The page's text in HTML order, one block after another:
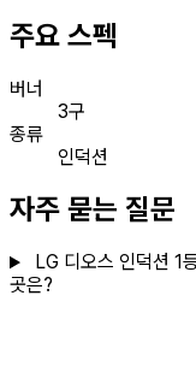
주요 스펙
버너
3구
종류
인덕션
자주 묻는 질문
LG 디오스 인덕션 1
곳은?